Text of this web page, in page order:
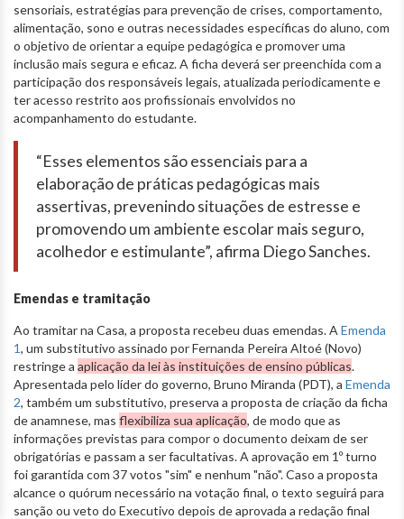
sensoriais, estratégias para prevenção de crises, comportamento,
alimentação, sono e outras necessidades específicas do aluno, com
o objetivo de orientar a equipe pedagógica e promover uma
inclusão mais segura e eficaz. A ficha deverá ser preenchida com a
participação dos responsáveis legais, atualizada periodicamente e
ter acesso restrito aos profissionais envolvidos no
acompanhamento do estudante.
“Esses elementos são essenciais para a
elaboração de práticas pedagógicas mais
assertivas, prevenindo situações de estresse e
promovendo um ambiente escolar mais seguro,
acolhedor e estimulante”, afirma Diego Sanches.
Emendas e tramitação
Ao tramitar na Casa, a proposta recebeu duas emendas. A Emenda
1, um substitutivo assinado por Fernanda Pereira Altoé (Novo)
restringe a aplicação da lei às instituições de ensino públicas.
Apresentada pelo líder do governo, Bruno Miranda (PDT), a Emenda
2, também um substitutivo, preserva a proposta de criação da ficha
de anamnese, mas flexibiliza sua aplicação, de modo que as
informações previstas para compor o documento deixam de ser
obrigatórias e passam a ser facultativas. A aprovação em 1º turno
foi garantida com 37 votos "sim" e nenhum "não". Caso a proposta
alcance o quórum necessário na votação final, o texto seguirá para
sanção ou veto do Executivo depois de aprovada a redação final